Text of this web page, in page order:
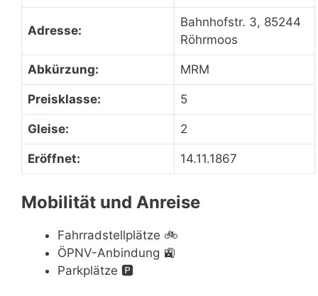
Adresse:
Bahnhofstr. 3, 85244
Röhrmoos
Abkürzung: MRM
Preisklasse: 5
Gleise: 2
Eröffnet: 14.11.1867
Mobilität und Anreise
Fahrradstellplätze 🚲
ÖPNV-Anbindung 🚉
Parkplätze 🅿️